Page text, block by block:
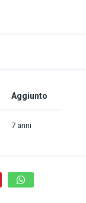
Aggiunto
7 anni